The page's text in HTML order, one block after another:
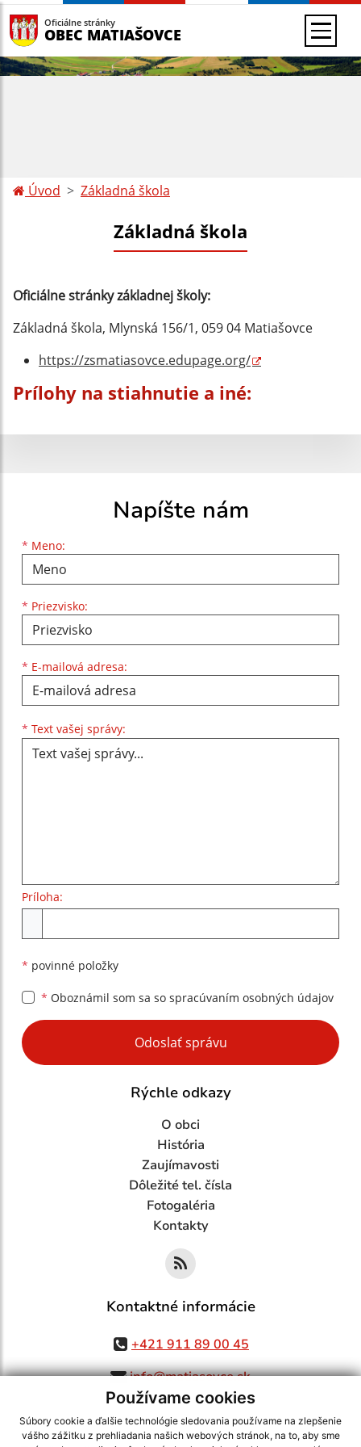
Používame cookies
Súbory cookie a ďalšie technológie sledovania používame na zlepšenie
vášho zážitku z prehliadania našich webových stránok, na to, aby sme
Oficiálne stránky
OBEC MATIAŠOVCE
Úvod Základná škola
Základná škola
Oficiálne stránky základnej školy:
Základná škola, Mlynská 156/1, 059 04 Matiašovce
https://zsmatiasovce.edupage.org/
Prílohy na stiahnutie a iné:
Napíšte nám
* Meno:
Meno
* Priezvisko:
Priezvisko
* E-mailová adresa:
E-mailová adresa
* Text vašej správy:
Príloha:
* povinné položky
* Oboznámil som sa so spracúvaním osobných údajov
Google reCaptcha Response
Odoslať správu
Rýchle odkazy
O obci
História
Zaujímavosti
Dôležité tel. čísla
Fotogaléria
Kontakty
Kontaktné informácie
+421 911 89 00 45
info@matiasovce.sk